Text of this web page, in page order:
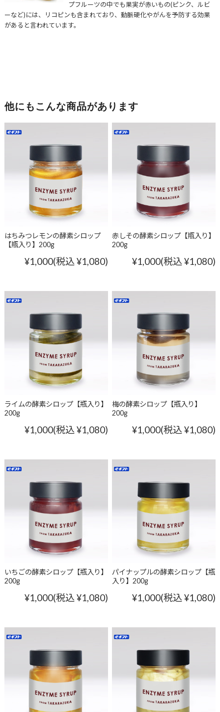
プフルーツの中でも果実が赤いもの(ピンク、ルビ
ーなど)には、リコピンも含まれており、動脈硬化やがんを予防する効果
があると言われています。
他にもこんな商品があります
はちみつレモンの酵素シロップ
【瓶入り】200g
¥1,000(税込 ¥1,080)
赤しその酵素シロップ【瓶入り】
200g
¥1,000(税込 ¥1,080)
ライムの酵素シロップ【瓶入り】
200g
¥1,000(税込 ¥1,080)
梅の酵素シロップ【瓶入り】
200g
¥1,000(税込 ¥1,080)
いちごの酵素シロップ【瓶入り】
200g
¥1,000(税込 ¥1,080)
パイナップルの酵素シロップ【瓶
入り】200g
¥1,000(税込 ¥1,080)